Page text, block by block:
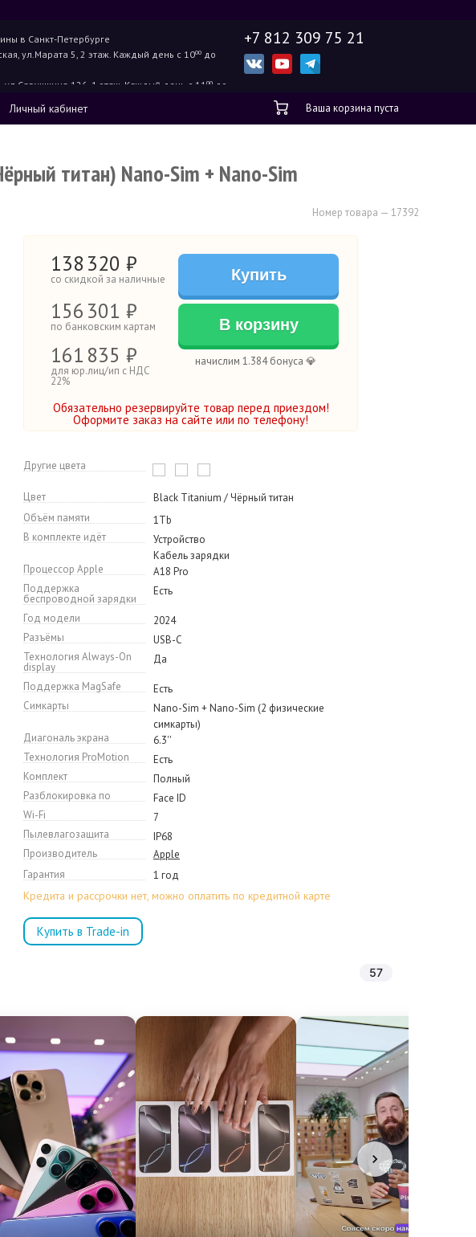
+7 812 309 75 21
в Санкт-Петербурге
ул.Марата 5, 2 этаж. Каждый день с 1000 до
ул.Савушкина 126, 1 этаж. Каждый день с 11 00 до
Личный кабинет Ваша корзина пуста
титан) Nano-Sim + Nano-Sim
Номер товара — 17392
138 320 ₽
со скидкой за наличные
156 301 ₽
по банковским картам
161 835 ₽
для юр.лиц/ип с НДС
22%
Купить
В корзину
начислим 1.384 бонуса 💎
Обязательно резервируйте товар перед приездом!
Оформите заказ на сайте или по телефону!
Другие цвета
Цвет
Black Titanium / Чёрный титан
Объём памяти
1Tb
В комплекте идёт
Устройство
Кабель зарядки
Процессор Apple
A18 Pro
Поддержка
беспроводной зарядки
Есть
Год модели
2024
Разъёмы
USB-C
Технология Always-On
display
Да
Поддержка MagSafe
Есть
Симкарты
Nano-Sim + Nano-Sim (2 физические
симкарты)
Диагональ экрана
6.3''
Технология ProMotion
Есть
Комплект
Полный
Разблокировка по
Face ID
Wi-Fi
7
Пылевлагозащита
IP68
Производитель
Apple
Гарантия
1 год
Кредита и рассрочки нет, можно оплатить по кредитной карте
Купить в Trade-in
57